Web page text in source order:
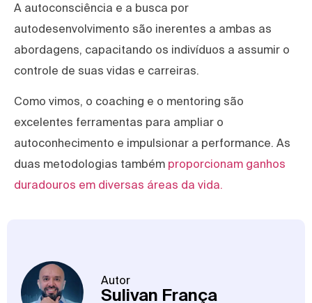
A autoconsciência e a busca por
autodesenvolvimento são inerentes a ambas as
abordagens, capacitando os indivíduos a assumir o
controle de suas vidas e carreiras.
Como vimos, o coaching e o mentoring são
excelentes ferramentas para ampliar o
autoconhecimento e impulsionar a performance. As
duas metodologias também proporcionam ganhos
duradouros em diversas áreas da vida.
Autor
Sulivan França